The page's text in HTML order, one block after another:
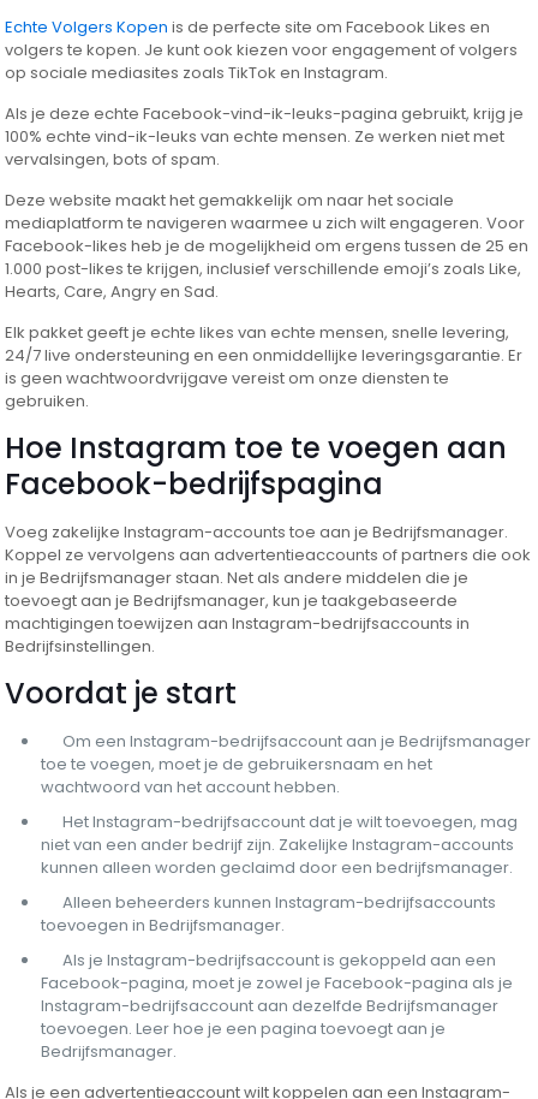
Echte Volgers Kopen is de perfecte site om Facebook Likes en
volgers te kopen. Je kunt ook kiezen voor engagement of volgers
op sociale mediasites zoals TikTok en Instagram.
Als je deze echte Facebook-vind-ik-leuks-pagina gebruikt, krijg je
100% echte vind-ik-leuks van echte mensen. Ze werken niet met
vervalsingen, bots of spam.
Deze website maakt het gemakkelijk om naar het sociale
mediaplatform te navigeren waarmee u zich wilt engageren. Voor
Facebook-likes heb je de mogelijkheid om ergens tussen de 25 en
1.000 post-likes te krijgen, inclusief verschillende emoji’s zoals Like,
Hearts, Care, Angry en Sad.
Elk pakket geeft je echte likes van echte mensen, snelle levering,
24/7 live ondersteuning en een onmiddellijke leveringsgarantie. Er
is geen wachtwoordvrijgave vereist om onze diensten te
gebruiken.
Hoe Instagram toe te voegen aan
Facebook-bedrijfspagina
Voeg zakelijke Instagram-accounts toe aan je Bedrijfsmanager.
Koppel ze vervolgens aan advertentieaccounts of partners die ook
in je Bedrijfsmanager staan. Net als andere middelen die je
toevoegt aan je Bedrijfsmanager, kun je taakgebaseerde
machtigingen toewijzen aan Instagram-bedrijfsaccounts in
Bedrijfsinstellingen.
Voordat je start
Om een ​​Instagram-bedrijfsaccount aan je Bedrijfsmanager
toe te voegen, moet je de gebruikersnaam en het
wachtwoord van het account hebben.
Het Instagram-bedrijfsaccount dat je wilt toevoegen, mag
niet van een ander bedrijf zijn. Zakelijke Instagram-accounts
kunnen alleen worden geclaimd door een bedrijfsmanager.
Alleen beheerders kunnen Instagram-bedrijfsaccounts
toevoegen in Bedrijfsmanager.
Als je Instagram-bedrijfsaccount is gekoppeld aan een
Facebook-pagina, moet je zowel je Facebook-pagina als je
Instagram-bedrijfsaccount aan dezelfde Bedrijfsmanager
toevoegen. Leer hoe je een pagina toevoegt aan je
Bedrijfsmanager.
Als je een advertentieaccount wilt koppelen aan een Instagram-